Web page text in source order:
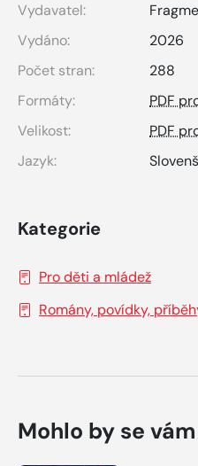
Vydavatel:
Vydáno:
2026
Počet stran:
288
Formáty:
PDF
Velikost:
PDF
Jazyk:
Kategorie
Pro děti a mládež
Romány, povídky,
Mohlo by se